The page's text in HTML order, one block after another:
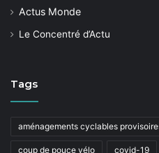
Actus Monde
Le Concentré d’Actu
Tags
aménagements cyclables
coup de pouce vélo covid-19